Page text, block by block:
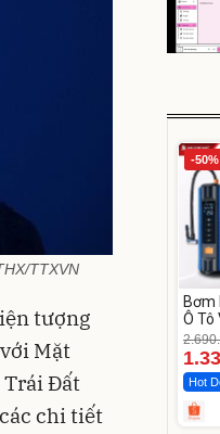
TTXVN
tượng
Mặt
Trái Đất
chi tiết
-50%
Bơm
Ô Tô
Hot